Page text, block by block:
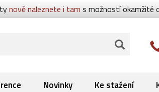
nově naleznete i tam s možností okamžité
Novinky Ke stažení